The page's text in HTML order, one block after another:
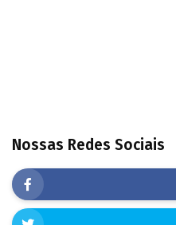
Nossas Redes Sociais